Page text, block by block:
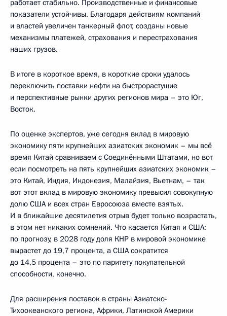
работает стабильно. Производственные и финансовые
показатели устойчивы. Благодаря действиям компаний
и властей увеличен танкерный флот, созданы новые
механизмы платежей, страхования и перестрахования
наших грузов.
В итоге в короткое время, в короткие сроки удалось
переключить поставки нефти на быстрорастущие
и перспективные рынки других регионов мира – это Юг,
Восток.
По оценке экспертов, уже сегодня вклад в мировую
экономику пяти крупнейших азиатских экономик – мы всё
время Китай сравниваем с Соединёнными Штатами, но вот
если посмотреть на пять крупнейших азиатских экономик –
это Китай, Индия, Индонезия, Малайзия, Вьетнам, – так
вот этот вклад в мировую экономику превысил совокупную
долю США и всех стран Евросоюза вместе взятых.
И в ближайшие десятилетия отрыв будет только возрастать,
в этом нет никаких сомнений. Что касается Китая и США:
по прогнозу, в 2028 году доля КНР в мировой экономике
вырастет до 19,7 процента, а США сократится
до 14,5 процента – это по паритету покупательной
способности, конечно.
Для расширения поставок в страны Азиатско-
Тихоокеанского региона, Африки, Латинской Америки